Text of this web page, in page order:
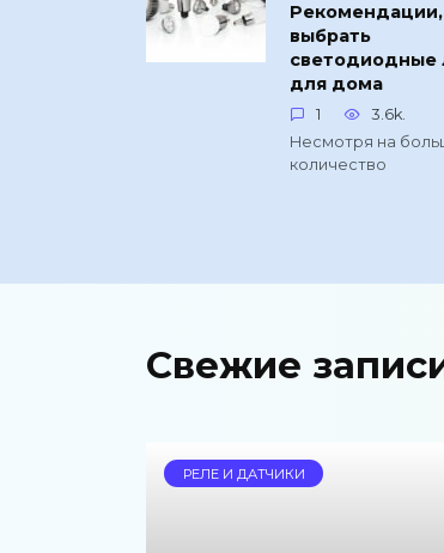
Рекомендации,
выбрать
светодиодные
для дома
1
3.6k.
Несмотря на
количество
Свежие
РЕЛЕ И ДАТЧИКИ